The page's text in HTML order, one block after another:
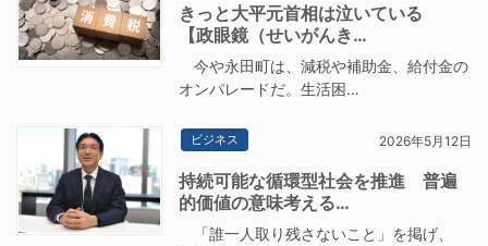
きっと大平元首相は泣いている
【政眼鏡（せいがんき…
今や永田町は、減税や補助金、給付金の
オンパレードだ。生活困…
ビジネス 2026年5月12日
持続可能な循環型社会を推進 普遍
的価値の意味考える…
「誰一人取り残さないこと」を掲げ、